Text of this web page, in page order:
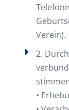
Verein).
2.
•